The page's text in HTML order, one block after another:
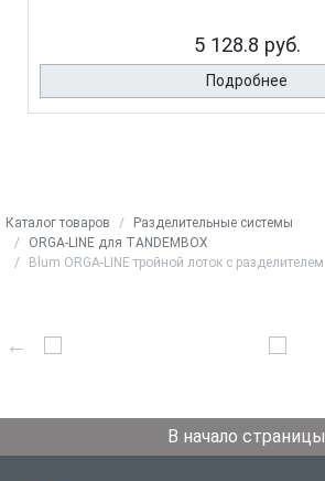
5 128.8 руб.
Подробнее
Каталог товаров
Разделительные системы
ORGA-LINE для TANDEMBOX
Blum ORGA-LINE тройной лоток с разделителем
В начало страницы